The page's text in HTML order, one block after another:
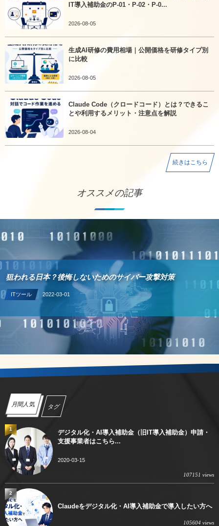
IT導入補助金のP-01・P-02・P-0...
2026-08-05
生成AI研修の費用相場｜公開価格を研修タイプ別
に比較
2026-08-05
Claude Code（クロードコード）とは？できるこ
とや利用するメリット・注意点を解説
2026-08-04
続きはこちら
オススメの記事
狙われる日本？後悔しないためのサイバー攻撃対策
ITツール 2022-03-01
月間人気 タグ
デジタル化・AI導入補助金（旧IT導入補助金）申請・
支援事業者はこちら...
2020-03-15
107151 views
1
Claudeをデジタル化・AI導入補助金で導入したい方へ
105604 views
2